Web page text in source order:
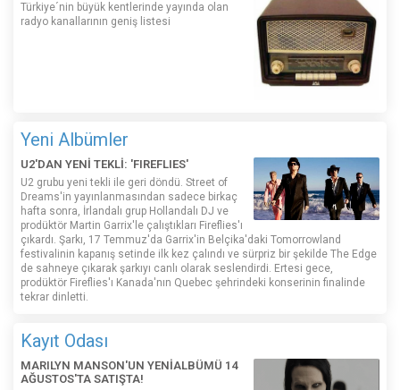
Türkiye´nin büyük kentlerinde yayında olan
radyo kanallarının geniş listesi
Yeni Albümler
U2'DAN YENİ TEKLİ: 'FIREFLIES'
U2 grubu yeni tekli ile geri döndü. Street of
Dreams'in yayınlanmasından sadece birkaç
hafta sonra, İrlandalı grup Hollandalı DJ ve
prodüktör Martin Garrix'le çalıştıkları Fireflies'ı
çıkardı. Şarkı, 17 Temmuz'da Garrix'in Belçika'daki Tomorrowland
festivalinin kapanış setinde ilk kez çalındı ​​ve sürpriz bir şekilde The Edge
de sahneye çıkarak şarkıyı canlı olarak seslendirdi. Ertesi gece,
prodüktör Fireflies'ı Kanada'nın Quebec şehrindeki konserinin finalinde
tekrar dinletti.
Kayıt Odası
MARILYN MANSON'UN YENİALBÜMÜ 14
AĞUSTOS'TA SATIŞTA!